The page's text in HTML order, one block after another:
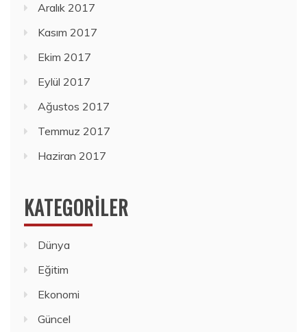
Aralık 2017
Kasım 2017
Ekim 2017
Eylül 2017
Ağustos 2017
Temmuz 2017
Haziran 2017
KATEGORILER
Dünya
Eğitim
Ekonomi
Güncel